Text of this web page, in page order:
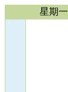
星期一